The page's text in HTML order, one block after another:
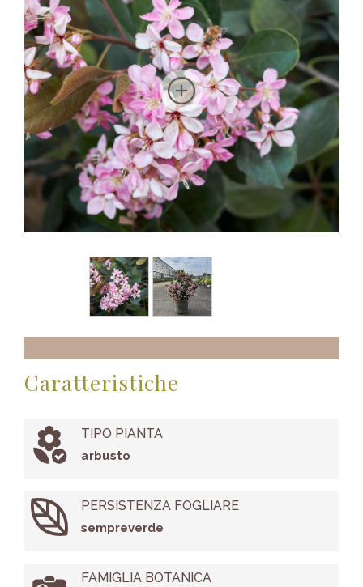
Caratteristiche
TIPO PIANTA
arbusto
PERSISTENZA FOGLIARE
sempreverde
FAMIGLIA BOTANICA